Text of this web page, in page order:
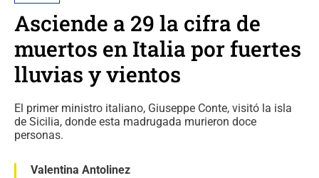
Asciende a 29 la cifra de
muertos en Italia por fuertes
lluvias y vientos
El primer ministro italiano, Giuseppe Conte, visitó la isla
de Sicilia, donde esta madrugada murieron doce
personas.
Valentina Antolinez